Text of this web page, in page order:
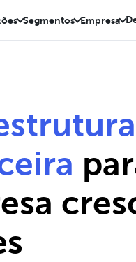
Segmentos Empresa